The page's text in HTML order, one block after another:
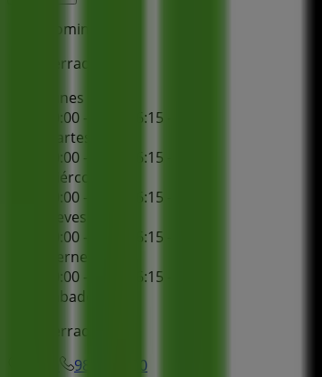
Domingo
Cerrado
Lunes
10:00 - 13:30
16:15 - 20:00
Martes
10:00 - 13:30
16:15 - 20:00
Miércoles
10:00 - 13:30
16:15 - 20:00
Jueves
10:00 - 13:30
16:15 - 20:00
Viernes
10:00 - 13:30
16:15 - 20:00
Sábado
Cerrado
984282700